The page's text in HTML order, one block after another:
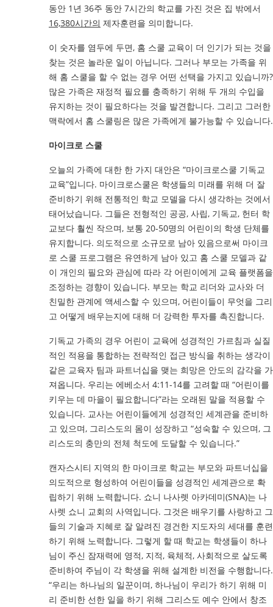
동안 1년 36주 동안 7시간의 학교를 가진 것은 집 밖에서
16,380시간의 제자훈련을 의미합니다.
이 숫자를 염두에 두면, 홈 스쿨 교육이 더 인기가 되는 것을
찾는 것은 놀라운 일이 아닙니다. 그러나 부모는 가족을 위
해 홈 스쿨을 할 수 없는 경우 어떤 선택을 가지고 있습니까?
많은 가족은 재정적 필요를 충족하기 위해 두 개의 수입을
유지하는 것이 필요하다는 것을 발견합니다. 그리고 그러한
맥락에서 홈 스쿨링은 많은 가족에게 불가능할 수 있습니다.
마이크로 스쿨
오늘의 가족에 대한 한 가지 대안은 “마이크로스쿨 기독교
교육”입니다. 마이크로스쿨은 학생들의 미래를 위해 더 잘
준비하기 위해 전통적인 학교 모델을 다시 생각하는 것에서
태어났습니다. 그들은 전형적인 공공, 사립, 기독교, 헌터 학
교보다 훨씬 작으며, 보통 20-50명의 어린이의 학생 단체를
유지합니다. 의도적으로 소규모로 남아 있음으로써 마이크
로 스쿨 프로그램은 유연하게 남아 있고 홈 스쿨 모델과 같
이 개인의 필요와 관심에 따라 각 어린이에게 교육 플랫폼을
조정하는 경향이 있습니다. 부모는 학교 리더와 교사와 더
친밀한 관계에 액세스할 수 있으며, 어린이들이 무엇을 그리
고 어떻게 배우는지에 대해 더 강력한 투자를 촉진합니다.
기독교 가족의 경우 어린이 교육에 성경적인 가르침과 실질
적인 적용을 통합하는 전략적인 접근 방식을 취하는 생각이
같은 교육자 팀과 파트너십을 맺는 희망은 안도의 감각을 가
져옵니다. 우리는 에베소서 4:11-14를 고려할 때 “어린이를
키우는 데 마을이 필요합니다”라는 오래된 말을 적용할 수
있습니다. 교사는 어린이들에게 성경적인 세계관을 준비하
고 있으며, 그리스도의 몸이 성장하고 “성숙할 수 있으며, 그
리스도의 충만의 전체 척도에 도달할 수 있습니다.”
캔자스시티 지역의 한 마이크로 학교는 부모와 파트너십을
의도적으로 형성하여 어린이들을 성경적인 세계관으로 확
립하기 위해 노력합니다. 쇼니 나사렛 아카데미(SNA)는 나
사렛 쇼니 교회의 사역입니다. 그것은 배우기를 사랑하고 그
들의 기술과 지혜로 잘 알려진 경건한 지도자의 세대를 훈련
하기 위해 노력합니다. 그렇게 할 때 학교는 학생들이 하나
님이 주신 잠재력에 영적, 지적, 육체적, 사회적으로 살도록
준비하여 주님이 각 학생을 위해 설계한 비전을 수행합니다.
“우리는 하나님의 일꾼이며, 하나님이 우리가 하기 위해 미
리 준비한 선한 일을 하기 위해 그리스도 예수 안에서 창조